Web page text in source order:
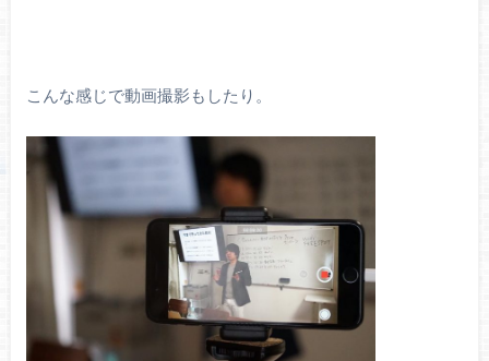
こんな感じで動画撮影もしたり。